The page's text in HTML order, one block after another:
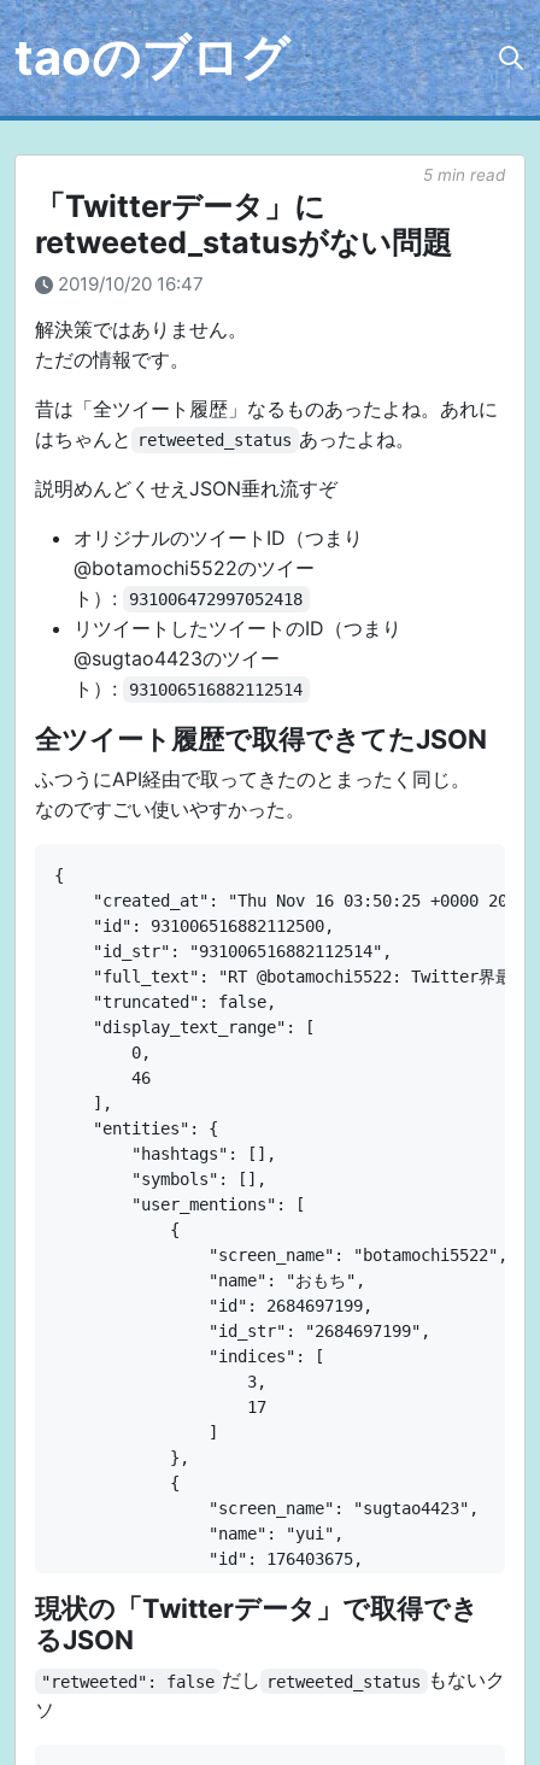
taoのブログ
5 min read
「Twitterデータ」に
retweeted_statusがない問題
2019/10/20 16:47
解決策ではありません。
ただの情報です。
昔は「全ツイート履歴」なるものあったよね。あれに
はちゃんと
retweeted_status あったよね。
説明めんどくせえJSON垂れ流すぞ
オリジナルのツイートID（つまり
@botamochi5522のツイー
ト）:
931006472997052418
リツイートしたツイートのID（つまり
@sugtao4423のツイー
ト）:
931006516882112514
全ツイート履歴で取得できてたJSON
ふつうにAPI経由で取ってきたのとまったく同じ。
なのですごい使いやすかった。
{
"created_at": "Thu Nov 16 03:50:25 +0000
    "id": 931006516882112500,
    "id_str": "931006516882112514",
"full_text": "RT @botamochi5522: Twitter界最上
    "truncated": false,
    "display_text_range": [
        0,
        46
    ],
    "entities": {
        "hashtags": [],
        "symbols": [],
        "user_mentions": [
            {
                "screen_name": "botamochi5522",
                "name": "おもち",
                "id": 2684697199,
                "id_str": "2684697199",
                "indices": [
                    3,
                    17
                ]
            },
            {
                "screen_name": "sugtao4423",
                "name": "yui",
                "id": 176403675,
                "indices": [
                    35,
                ]
現状の「Twitterデータ」で取得でき
るJSON
"retweeted": false だし retweeted_status
もないク
ソ